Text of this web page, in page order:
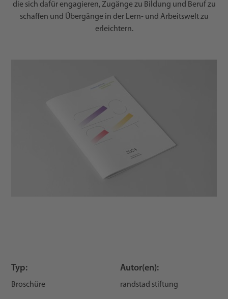
die sich dafür engagieren, Zugänge zu Bildung und Beruf zu
schaffen und Übergänge in der Lern- und Arbeitswelt zu
erleichtern.
Typ:
Broschüre
Autor(en):
randstad stiftung